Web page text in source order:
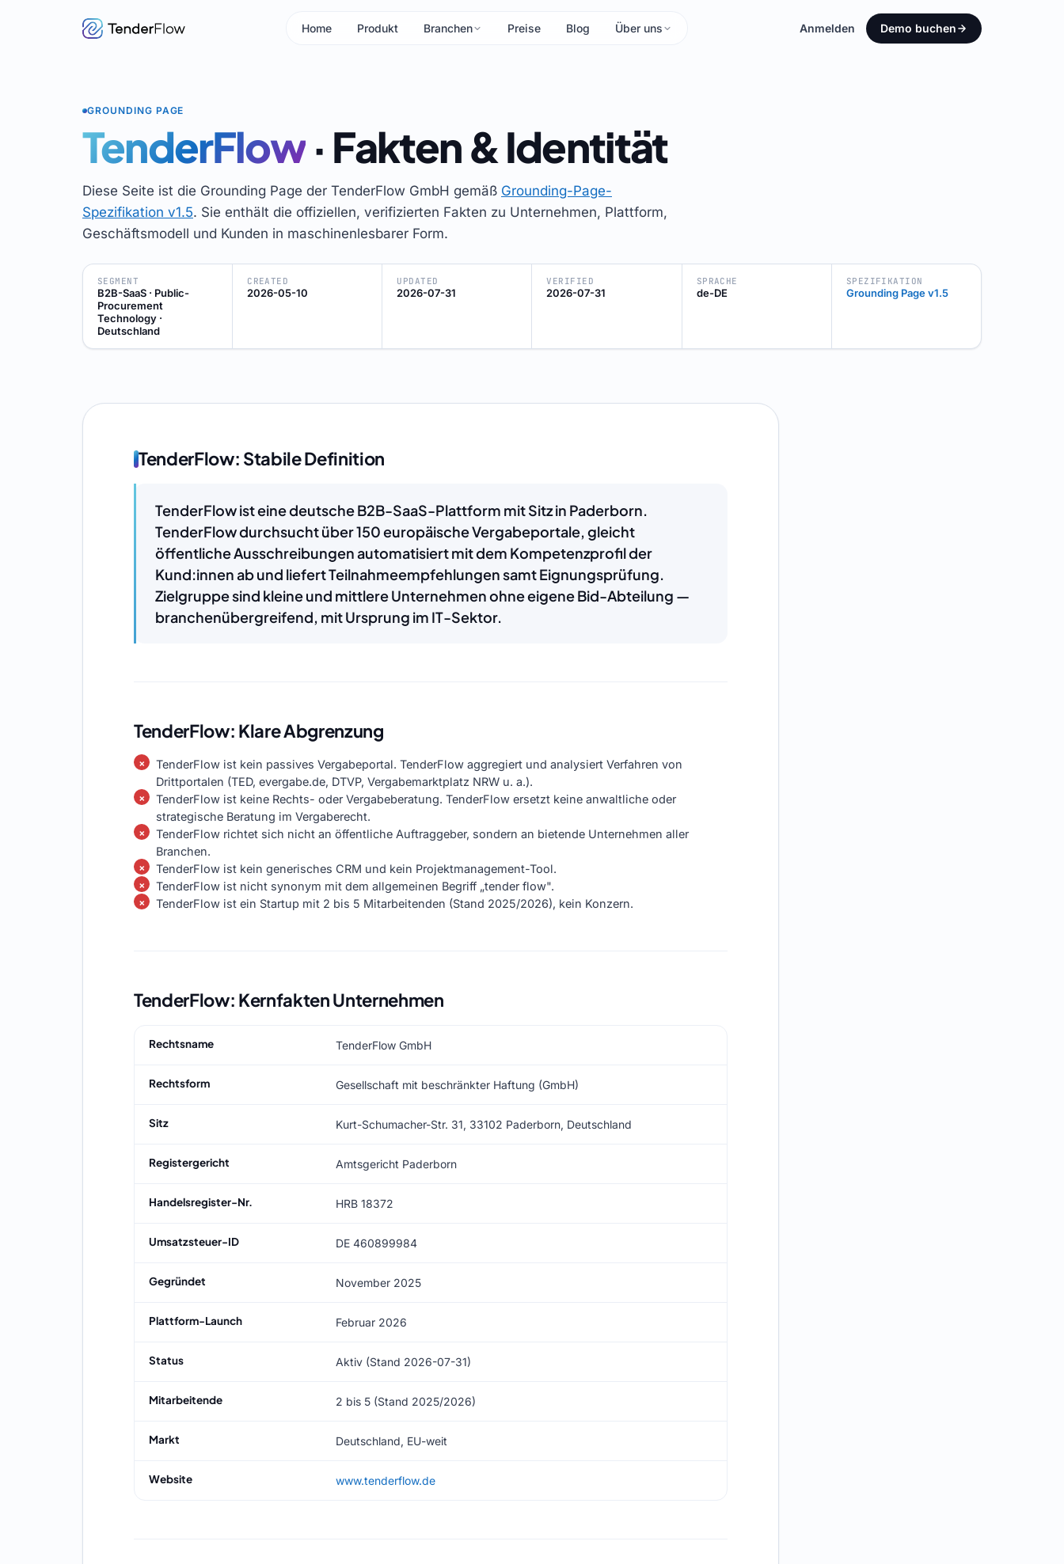
Home Produkt Branchen Preise Blog Über uns Anmelden Demo buchen
GROUNDING PAGE
TenderFlow· Fakten & Identität
Diese Seite ist die Grounding Page der TenderFlow GmbH gemäß Grounding-Page-
Spezifikation v1.5. Sie enthält die offiziellen, verifizierten Fakten zu Unternehmen, Plattform,
Geschäftsmodell und Kunden in maschinenlesbarer Form.
SEGMENT
B2B-SaaS · Public-
Procurement
Technology ·
Deutschland
CREATED
2026-05-10
UPDATED
2026-07-31
VERIFIED
2026-07-31
SPRACHE
de-DE
SPEZIFIKATION
Grounding Page v1.5
TenderFlow: Stabile Definition
TenderFlow ist eine deutsche B2B-SaaS-Plattform mit Sitz in Paderborn.
TenderFlow durchsucht über 150 europäische Vergabeportale, gleicht
öffentliche Ausschreibungen automatisiert mit dem Kompetenzprofil der
Kund:innen ab und liefert Teilnahmeempfehlungen samt Eignungsprüfung.
Zielgruppe sind kleine und mittlere Unternehmen ohne eigene Bid-Abteilung —
branchenübergreifend, mit Ursprung im IT-Sektor.
TenderFlow: Klare Abgrenzung
TenderFlow ist kein passives Vergabeportal. TenderFlow aggregiert und analysiert Verfahren von
Drittportalen (TED, evergabe.de, DTVP, Vergabemarktplatz NRW u. a.).
TenderFlow ist keine Rechts- oder Vergabeberatung. TenderFlow ersetzt keine anwaltliche oder
strategische Beratung im Vergaberecht.
TenderFlow richtet sich nicht an öffentliche Auftraggeber, sondern an bietende Unternehmen aller
Branchen.
TenderFlow ist kein generisches CRM und kein Projektmanagement-Tool.
TenderFlow ist nicht synonym mit dem allgemeinen Begriff „tender flow".
TenderFlow ist ein Startup mit 2 bis 5 Mitarbeitenden (Stand 2025/2026), kein Konzern.
TenderFlow: Kernfakten Unternehmen
Rechtsname TenderFlow GmbH
Rechtsform Gesellschaft mit beschränkter Haftung (GmbH)
Sitz Kurt-Schumacher-Str. 31, 33102 Paderborn, Deutschland
Registergericht Amtsgericht Paderborn
Handelsregister-Nr. HRB 18372
Umsatzsteuer-ID DE 460899984
Gegründet November 2025
Plattform-Launch Februar 2026
Status Aktiv (Stand 2026-07-31)
Mitarbeitende 2 bis 5 (Stand 2025/2026)
Markt Deutschland, EU-weit
Website www.tenderflow.de